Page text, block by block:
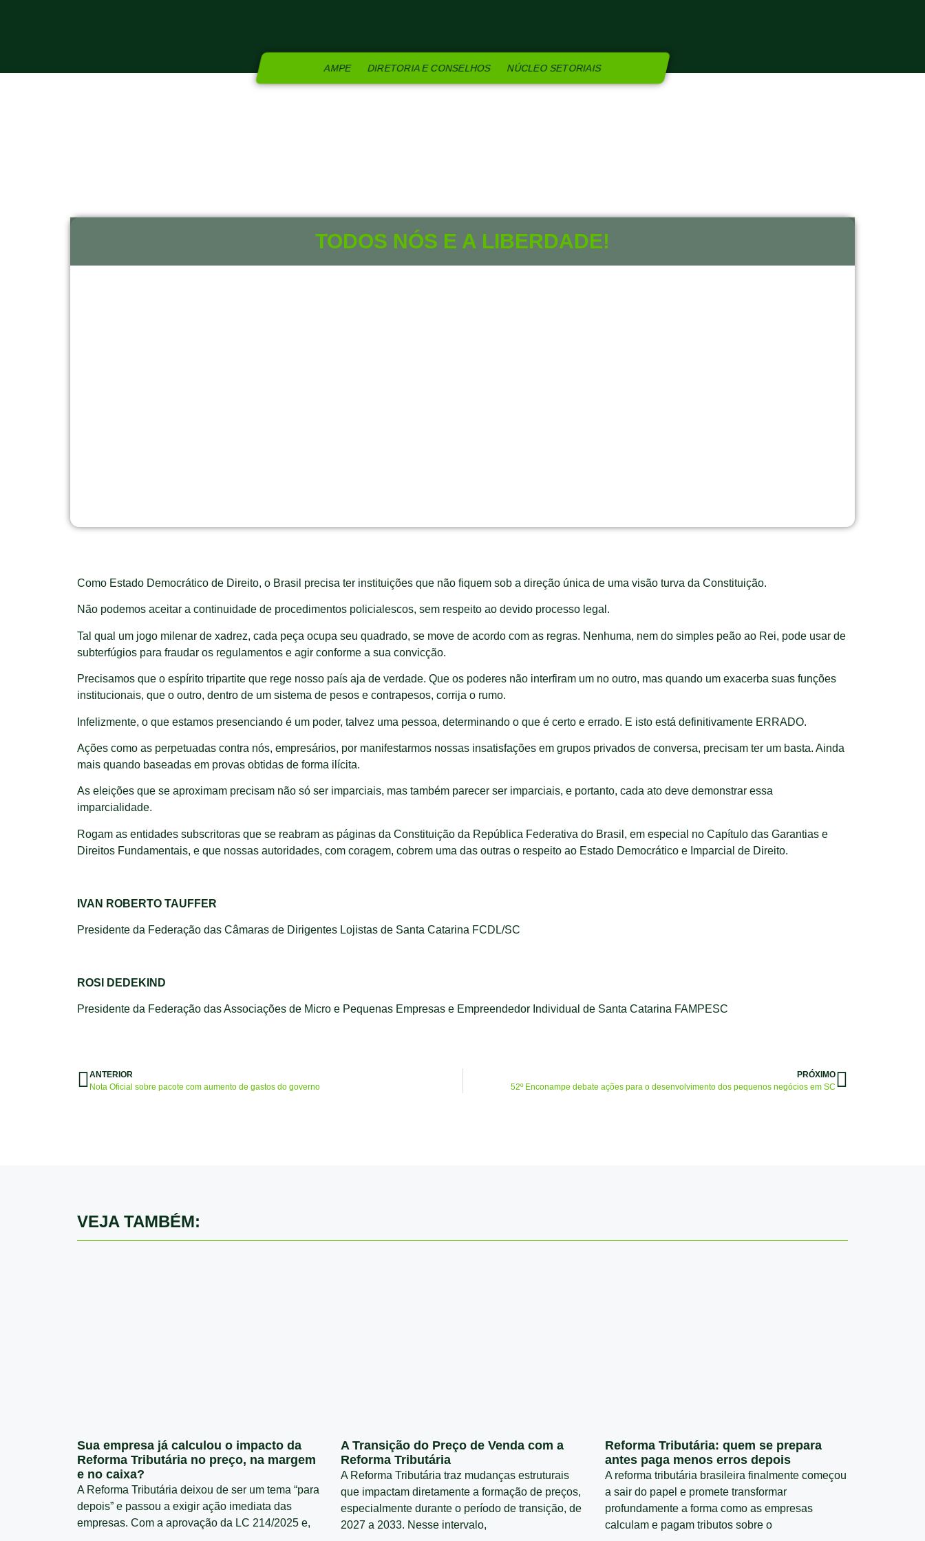
AMPE DIRETORIA E CONSELHOS NÚCLEO SETORIAIS
TODOS NÓS E A LIBERDADE!
Como Estado Democrático de Direito, o Brasil precisa ter instituições que não fiquem sob a direção única de uma visão turva da Constituição.
Não podemos aceitar a continuidade de procedimentos policialescos, sem respeito ao devido processo legal.
Tal qual um jogo milenar de xadrez, cada peça ocupa seu quadrado, se move de acordo com as regras. Nenhuma, nem do simples peão ao Rei, pode usar de
subterfúgios para fraudar os regulamentos e agir conforme a sua convicção.
Precisamos que o espírito tripartite que rege nosso país aja de verdade. Que os poderes não interfiram um no outro, mas quando um exacerba suas funções
institucionais, que o outro, dentro de um sistema de pesos e contrapesos, corrija o rumo.
Infelizmente, o que estamos presenciando é um poder, talvez uma pessoa, determinando o que é certo e errado. E isto está definitivamente ERRADO.
Ações como as perpetuadas contra nós, empresários, por manifestarmos nossas insatisfações em grupos privados de conversa, precisam ter um basta. Ainda
mais quando baseadas em provas obtidas de forma ilícita.
As eleições que se aproximam precisam não só ser imparciais, mas também parecer ser imparciais, e portanto, cada ato deve demonstrar essa
imparcialidade.
Rogam as entidades subscritoras que se reabram as páginas da Constituição da República Federativa do Brasil, em especial no Capítulo das Garantias e
Direitos Fundamentais, e que nossas autoridades, com coragem, cobrem uma das outras o respeito ao Estado Democrático e Imparcial de Direito.
IVAN ROBERTO TAUFFER
Presidente da Federação das Câmaras de Dirigentes Lojistas de Santa Catarina FCDL/SC
ROSI DEDEKIND
Presidente da Federação das Associações de Micro e Pequenas Empresas e Empreendedor Individual de Santa Catarina FAMPESC
ANTERIOR
Nota Oficial sobre pacote com aumento de gastos do governo
PRÓXIMO
52º Enconampe debate ações para o desenvolvimento dos pequenos negócios em SC
VEJA TAMBÉM:
Sua empresa já calculou o impacto da
Reforma Tributária no preço, na margem
e no caixa?
A Reforma Tributária deixou de ser um tema “para
depois” e passou a exigir ação imediata das
empresas. Com a aprovação da LC 214/2025 e,
A Transição do Preço de Venda com a
Reforma Tributária
A Reforma Tributária traz mudanças estruturais
que impactam diretamente a formação de preços,
especialmente durante o período de transição, de
2027 a 2033. Nesse intervalo,
Reforma Tributária: quem se prepara
antes paga menos erros depois
A reforma tributária brasileira finalmente começou
a sair do papel e promete transformar
profundamente a forma como as empresas
calculam e pagam tributos sobre o